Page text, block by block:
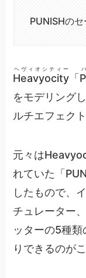
PUNISHの
Heavyocity
ヘヴィオシティー
「
をモデリング
ルチエフェク
元々は
れていた「
したもので、
チュレーター
ッターの5種
りできるのが